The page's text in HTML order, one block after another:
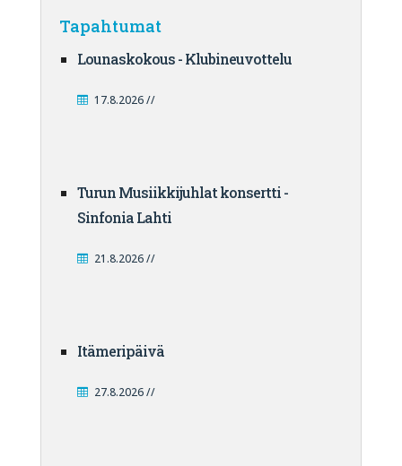
Tapahtumat
Lounaskokous - Klubineuvottelu
17.8.2026 //
Turun Musiikkijuhlat konsertti -
Sinfonia Lahti
21.8.2026 //
Itämeripäivä
27.8.2026 //